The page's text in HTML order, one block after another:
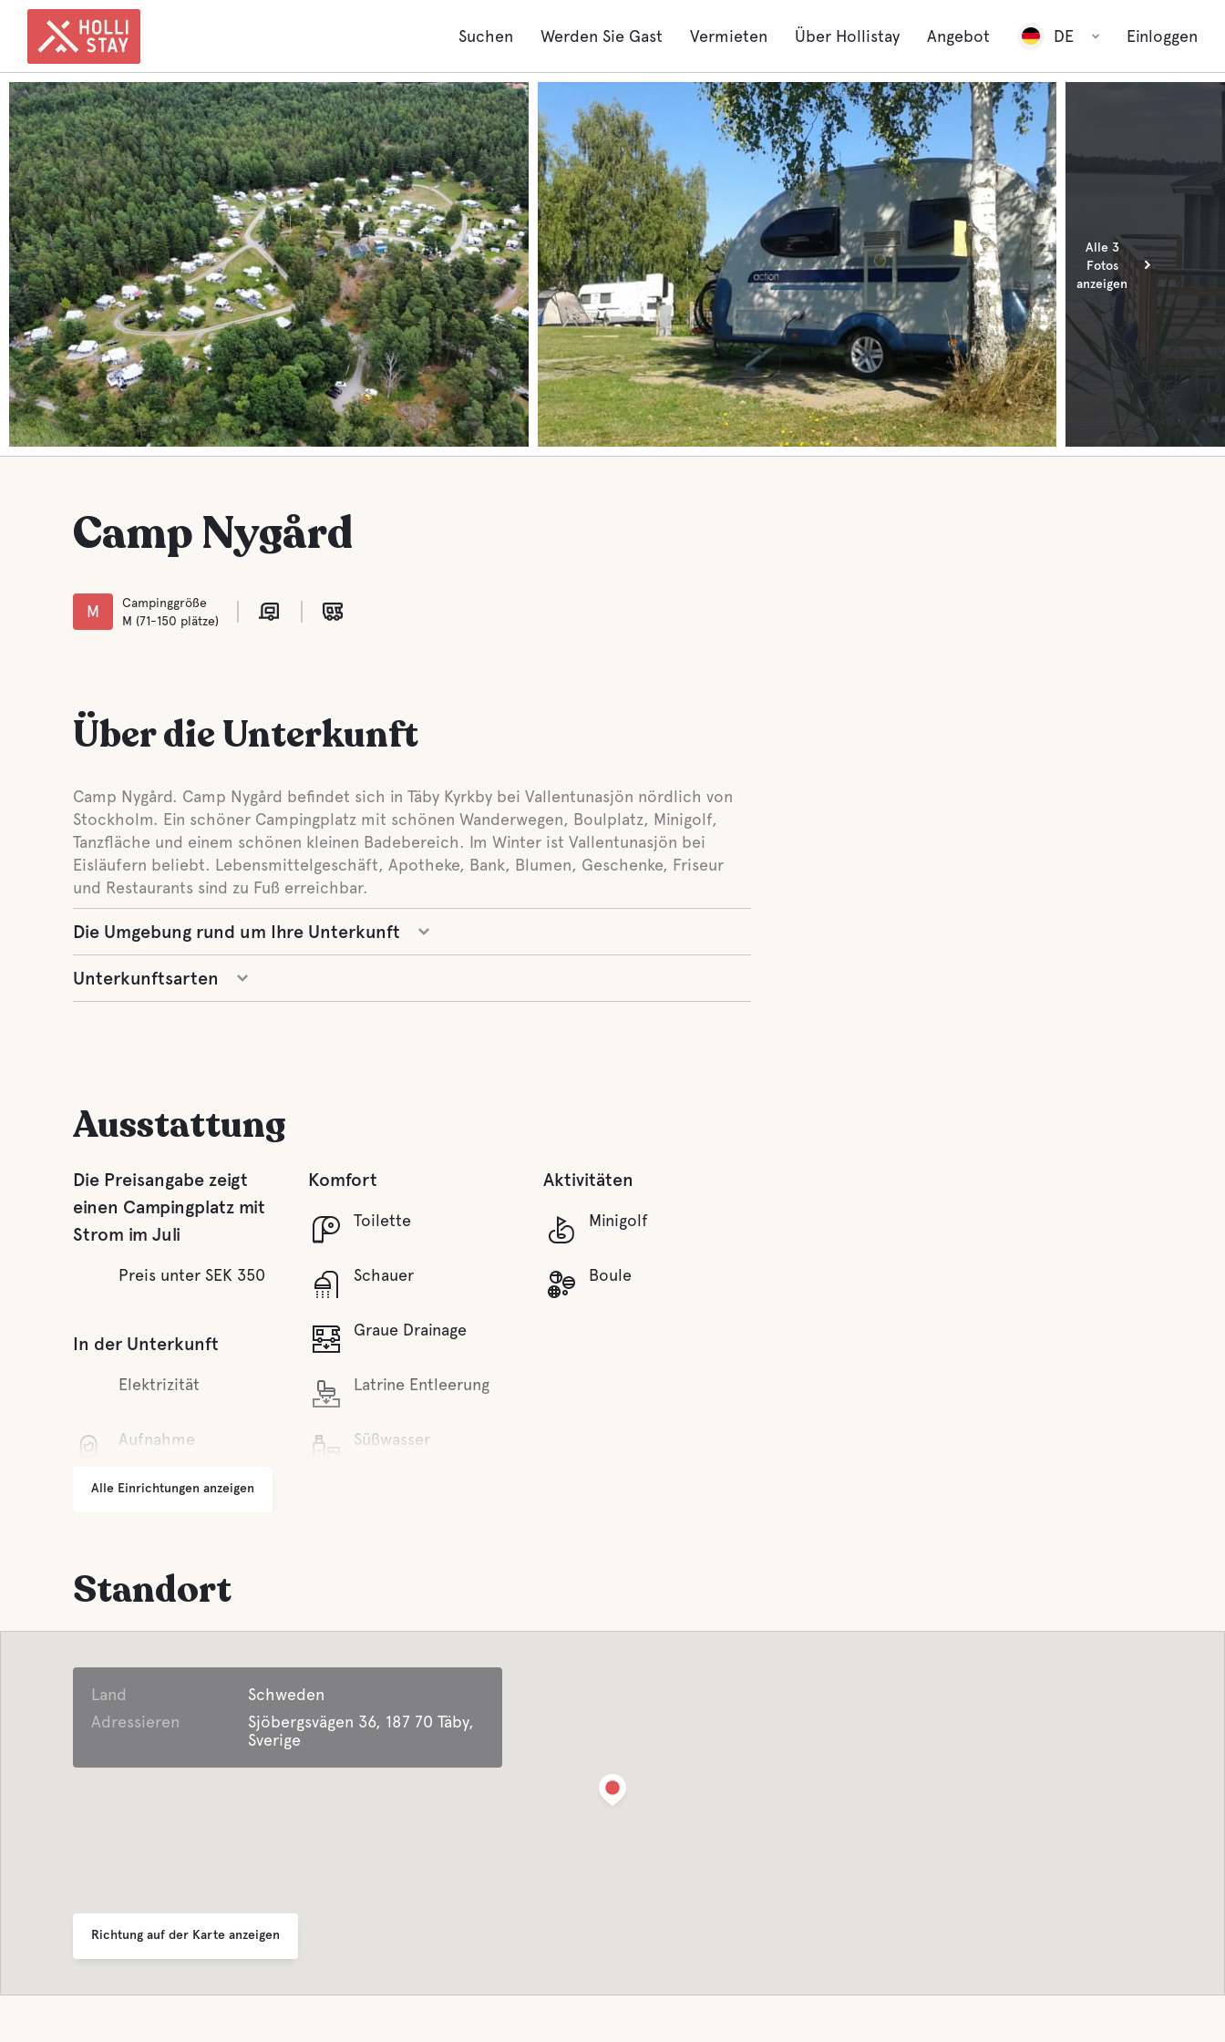
Suchen Werden Sie Gast Vermieten Über Hollistay Angebot DE Einloggen
Alle 3
Fotos
anzeigen
Camp Nygård
M
Campinggröße
M (71-150 plätze)
Über die Unterkunft
Camp Nygård. Camp Nygård befindet sich in Täby Kyrkby bei Vallentunasjön nördlich von
Stockholm. Ein schöner Campingplatz mit schönen Wanderwegen, Boulplatz, Minigolf,
Tanzfläche und einem schönen kleinen Badebereich. Im Winter ist Vallentunasjön bei
Eisläufern beliebt. Lebensmittelgeschäft, Apotheke, Bank, Blumen, Geschenke, Friseur
und Restaurants sind zu Fuß erreichbar.
Die Umgebung rund um Ihre Unterkunft
Unterkunftsarten
Ausstattung
Die Preisangabe zeigt
einen Campingplatz mit
Strom im Juli
Preis unter SEK 350
In der Unterkunft
Elektrizität
Aufnahme
Grillplatz
Ganzjährig geöffnet
Müllentsorgung
Komfort
Toilette
Schauer
Graue Drainage
Latrine Entleerung
Süßwasser
Aktivitäten
Minigolf
Boule
Alle Einrichtungen anzeigen
Standort
Land
Schweden
Adressieren
Sjöbergsvägen 36, 187 70 Täby,
Sverige
Richtung auf der Karte anzeigen